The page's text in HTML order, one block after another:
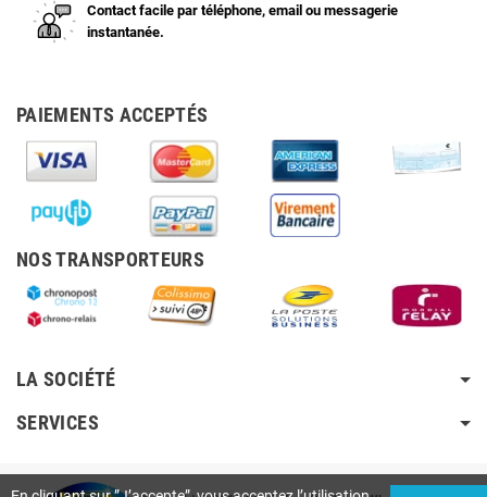
Contact facile par téléphone, email ou messagerie
instantanée.
PAIEMENTS ACCEPTÉS
NOS TRANSPORTEURS
LA SOCIÉTÉ
SERVICES